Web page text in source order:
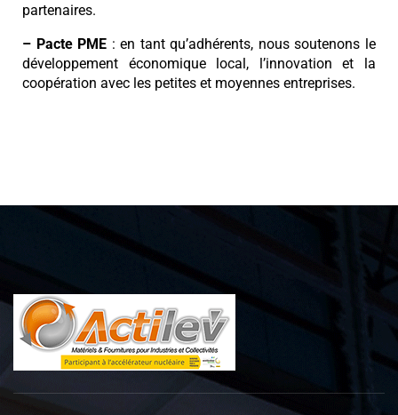
partenaires.
– Pacte PME : en tant qu’adhérents, nous soutenons le
développement économique local, l’innovation et la
coopération avec les petites et moyennes entreprises.